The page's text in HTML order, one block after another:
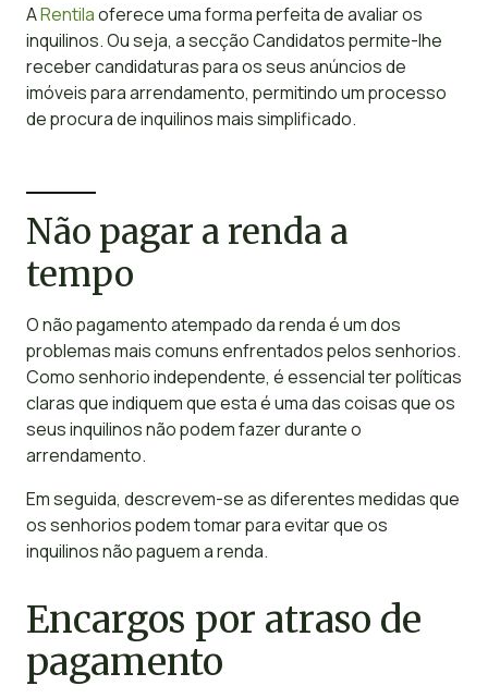
ARentilaoferece uma forma perfeita de avaliar os
inquilinos. Ou seja, a secção Candidatos permite-lhe
receber candidaturas para os seus anúncios de
imóveis para arrendamento, permitindo um processo
de procura de inquilinos mais simplificado.
Não pagar a renda a
tempo
O não pagamento atempado da renda é um dos
problemas mais comuns enfrentados pelos senhorios.
Como senhorio independente, é essencial ter políticas
claras que indiquem que esta é uma das coisas que os
seus inquilinos não podem fazer durante o
arrendamento.
Em seguida, descrevem-se as diferentes medidas que
os senhorios podem tomar para evitar que os
inquilinos não paguem a renda.
Encargos por atraso de
pagamento